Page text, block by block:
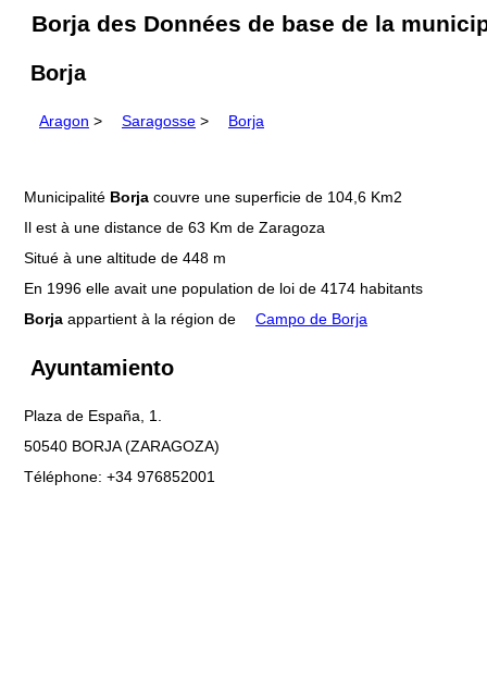
Borja des Données de base de la
Borja
Aragon > Saragosse > Borja
Municipalité Borja couvre une superficie de 104,6 Km2
Il est à une distance de 63 Km de Zaragoza
Situé à une altitude de 448 m
En 1996 elle avait une population de loi de 4174 habitants
Borja appartient à la région de Campo de Borja
Ayuntamiento
Plaza de España, 1.
50540 BORJA (ZARAGOZA)
Téléphone: +34 976852001